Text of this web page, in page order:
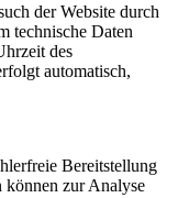
der Website durch
technische Daten
des
automatisch,
Bereitstellung
können zur Analyse